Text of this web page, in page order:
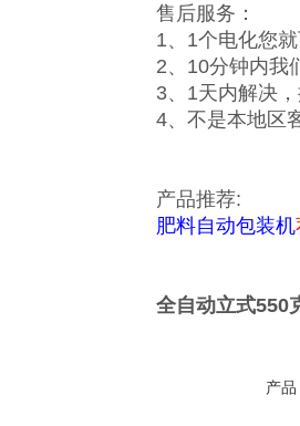
售后服务：
1、1个电化您
2、10分钟内我
3、1天内解决
4、不是本地区
产品推荐:
肥料自动包装机
全自动立式550
产品